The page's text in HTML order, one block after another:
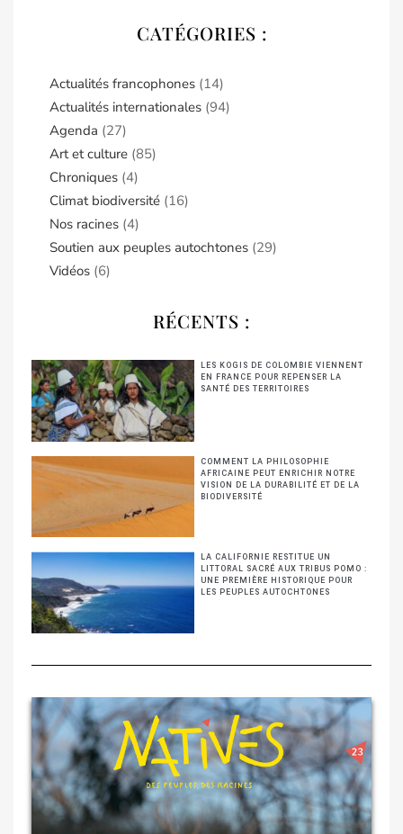
CATÉGORIES :
Actualités francophones (14)
Actualités internationales (94)
Agenda (27)
Art et culture (85)
Chroniques (4)
Climat biodiversité (16)
Nos racines (4)
Soutien aux peuples autochtones (29)
Vidéos (6)
RÉCENTS :
LES KOGIS DE COLOMBIE VIENNENT
EN FRANCE POUR REPENSER LA
SANTÉ DES TERRITOIRES
COMMENT LA PHILOSOPHIE
AFRICAINE PEUT ENRICHIR NOTRE
VISION DE LA DURABILITÉ ET DE LA
BIODIVERSITÉ
LA CALIFORNIE RESTITUE UN
LITTORAL SACRÉ AUX TRIBUS POMO :
UNE PREMIÈRE HISTORIQUE POUR
LES PEUPLES AUTOCHTONES